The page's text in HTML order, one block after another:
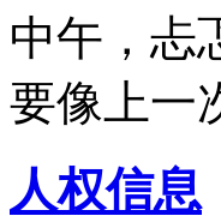
中午，忐
要像上一
人权信息